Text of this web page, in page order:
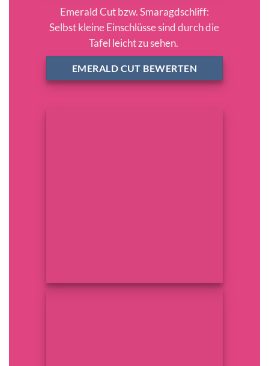
Emerald Cut bzw. Smaragdschliff:
Selbst kleine Einschlüsse sind durch die
Tafel leicht zu sehen.
EMERALD CUT BEWERTEN